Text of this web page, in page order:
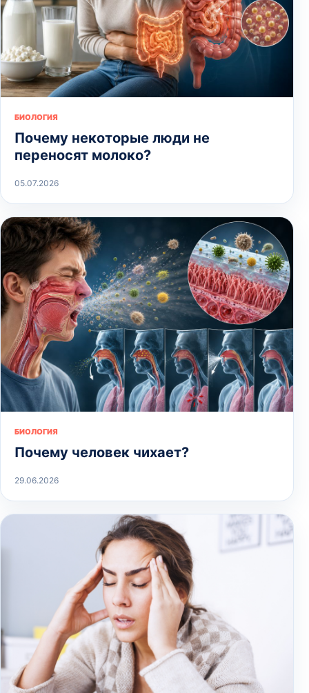
БИОЛОГИЯ
Почему некоторые люди не
переносят молоко?
05.07.2026
БИОЛОГИЯ
Почему человек чихает?
29.06.2026